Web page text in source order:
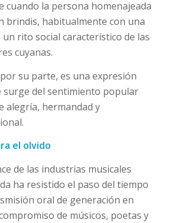
cuando la persona homenajeada
brindis, habitualmente con una
un rito social característico de las
cuyanas.
su parte, es una expresión
surge del sentimiento popular
alegría, hermandad y
el olvido
de las industrias musicales
ha resistido el paso del tiempo
oral de generación en
de músicos, poetas y